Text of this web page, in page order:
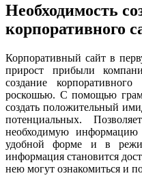
Необходимость
корпоративного
Корпоративный сайт в
прирост прибыли
создание
роскошью. С помощью
создать положительный
потенциальных.
необходимую
удобной форме и в
информация становится
нею могут ознакомиться и